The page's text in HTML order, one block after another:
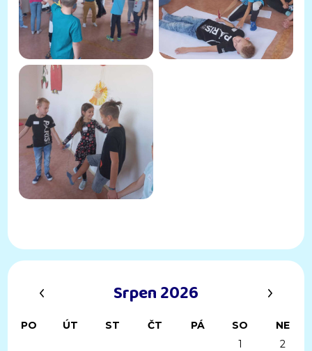
Srpen 2026
PO ÚT ST ČT PÁ SO
NE
1
2